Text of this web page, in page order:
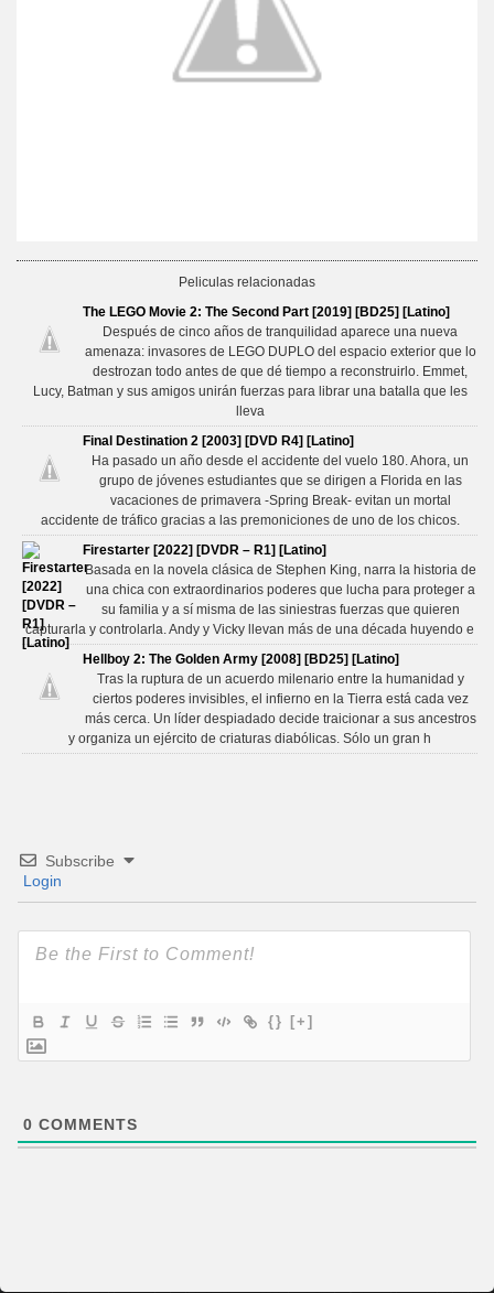
Peliculas relacionadas
The LEGO Movie 2: The Second Part [2019] [BD25] [Latino]
Después de cinco años de tranquilidad aparece una nueva
amenaza: invasores de LEGO DUPLO del espacio exterior que lo
destrozan todo antes de que dé tiempo a reconstruirlo. Emmet,
Lucy, Batman y sus amigos unirán fuerzas para librar una batalla que les
lleva
Final Destination 2 [2003] [DVD R4] [Latino]
Ha pasado un año desde el accidente del vuelo 180. Ahora, un
grupo de jóvenes estudiantes que se dirigen a Florida en las
vacaciones de primavera -Spring Break- evitan un mortal
accidente de tráfico gracias a las premoniciones de uno de los chicos.
Firestarter [2022] [DVDR – R1] [Latino]
Basada en la novela clásica de Stephen King, narra la historia de
una chica con extraordinarios poderes que lucha para proteger a
su familia y a sí misma de las siniestras fuerzas que quieren
capturarla y controlarla. Andy y Vicky llevan más de una década huyendo e
Hellboy 2: The Golden Army [2008] [BD25] [Latino]
Tras la ruptura de un acuerdo milenario entre la humanidad y
ciertos poderes invisibles, el infierno en la Tierra está cada vez
más cerca. Un líder despiadado decide traicionar a sus ancestros
y organiza un ejército de criaturas diabólicas. Sólo un gran h
Subscribe
Login
{} [+]
0 COMMENTS